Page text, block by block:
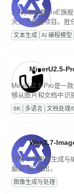
2.4万亿参数MoE旗
天交付完整项目。胜
话端到端交付生产级
程，支持超长文档与
文本生成 AI 编程模型
MinerU2.5-
MinerU2.5-Pro是一
够从图片和文档中识
为便于存储、检索和
8K 多语言 文档处理/
Wan2.7-
万相 2.7 图像生成与
最高 2K 输出。
图像生成与处理